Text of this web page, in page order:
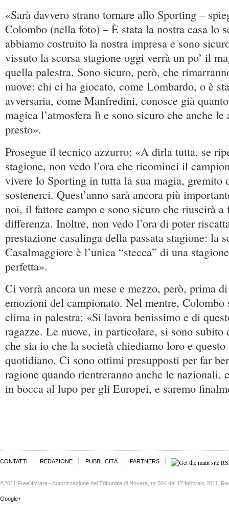
«Sarà davvero strano tornare allo Sporting –
Colombo (nella foto) – È stata la nostra casa lo
abbiamo costruito la nostra impresa e sono
vissuto la scorsa stagione oggi verrà un po’ il
quella palestra. Sono sicuro, però, che
nuove: chi ci ha giocato, come Lombardo, o è
avversaria, come Manfredini, conosce già
magica l’atmosfera lì e sono sicuro che anche
presto».
Prosegue il tecnico azzurro: «A dirla tutta, se
stagione, non vedo l’ora che ricominci il
vivere lo Sporting in tutta la sua magia, gremito
sostenerci. Quest’anno sarà ancora più
noi, il fattore campo e sono sicuro che riuscirà a
differenza. Inoltre, non vedo l’ora di poter
prestazione casalinga della passata stagione: la
Casalmaggiore è l’unica “stecca” di una
perfetta».
Ci vorrà ancora un mese e mezzo, però, prima
emozioni del campionato. Nel mentre, Colombo
clima in palestra: «Si lavora benissimo e di
ragazze. Le nuove, in particolare, si sono
che sia io che la società chiediamo loro e
quotidiano. Ci sono ottimi presupposti per far
ragione quando rientreranno anche le nazionali,
in bocca al lupo per gli Europei, e saremo
CONTATTI REDAZIONE PUBBLICITÀ PARTNERS
©2011 FreeNovara - Autorizzazione del Tribunale di Novara, nr 504 del 17 febbraio 2011.
Google+